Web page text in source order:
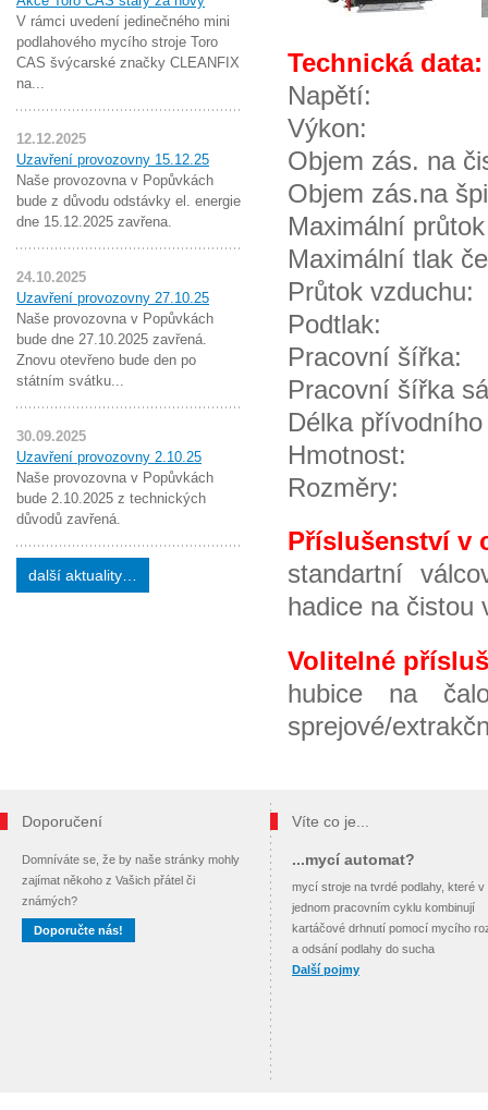
V rámci uvedení jedinečného mini
podlahového mycího stroje Toro
CAS švýcarské značky CLEANFIX
na...
12.12.2025
Uzavření provozovny 15.12.25
Naše provozovna v Popůvkách
bude z důvodu odstávky el. energie
dne 15.12.2025 zavřena.
24.10.2025
Uzavření provozovny 27.10.25
Naše provozovna v Popůvkách
bude dne 27.10.2025 zavřená.
Znovu otevřeno bude den po
státním svátku...
30.09.2025
Uzavření provozovny 2.10.25
Naše provozovna v Popůvkách
bude 2.10.2025 z technických
důvodů zavřená.
další aktuality…
Technická data:
Objem
Objem
Maximální
Maximální
Průtok
Délka
Příslušenství v
standartní
hadice na čistou
Volitelné
hubice na
sprejové/
Doporučení
Domníváte se, že by naše stránky mohly
zajímat někoho z Vašich přátel či
známých?
Doporučte nás!
Víte co je...
...mycí automat?
mycí stroje na tvrdé podlahy, které v
jednom pracovním cyklu kombinují
kartáčové drhnutí pomocí mycího
a odsání podlahy do sucha
Další pojmy